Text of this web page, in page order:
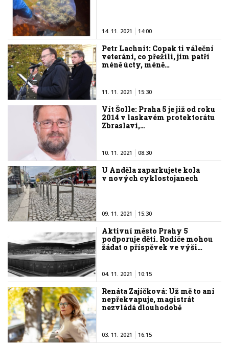
14. 11. 2021 14:00
Petr Lachnit: Copak ti váleční
veteráni, co přežili, jim patří
méně úcty, méně…
11. 11. 2021 15:30
Vít Šolle: Praha 5 je již od roku
2014 v laskavém protektorátu
Zbraslavi,…
10. 11. 2021 08:30
U Anděla zaparkujete kola
v nových cyklostojanech
09. 11. 2021 15:30
Aktivní město Prahy 5
podporuje děti. Rodiče mohou
žádat o příspěvek ve výši…
04. 11. 2021 10:15
Renáta Zajíčková: Už mě to ani
nepřekvapuje, magistrát
nezvládá dlouhodobě
03. 11. 2021 16:15